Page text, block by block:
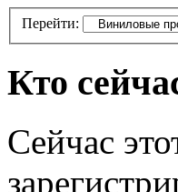
Перейти:
Кто
Сейчас